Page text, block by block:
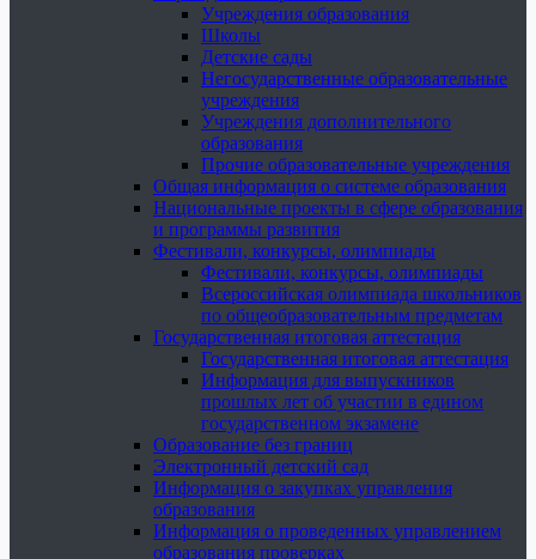
Учреждения образования
Школы
Детские сады
Негосударственные образовательные
учреждения
Учреждения дополнительного
образования
Прочие образовательные учреждения
Общая информация о системе образования
Национальные проекты в сфере образования
и программы развития
Фестивали, конкурсы, олимпиады
Фестивали, конкурсы, олимпиады
Всероссийская олимпиада школьников
по общеобразовательным предметам
Государственная итоговая аттестация
Государственная итоговая аттестация
Информация для выпускников
прошлых лет об участии в едином
государственном экзамене
Образование без границ
Электронный детский сад
Информация о закупках управления
образования
Информация о проведенных управлением
образования проверках